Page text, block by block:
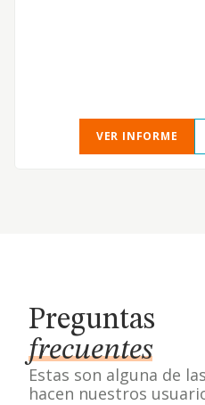
VER INFORME
Preguntas
frecuentes
Estas son alguna de
hacen nuestros